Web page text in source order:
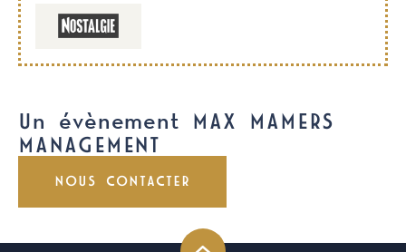
Un évènement MAX MAMERS
MANAGEMENT
NOUS CONTACTER